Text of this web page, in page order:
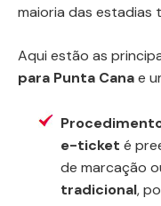
maioria das estadias
Aqui estão as
para Punta Canae
e-ticket é
de marcação
tradicional,